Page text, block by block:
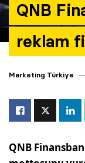
QNB
reklam
Marketing Türkiye
QNB